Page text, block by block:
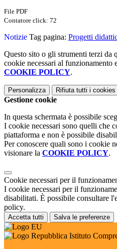
File PDF
Contatore click: 72
Notizie Tag pagina: Progetti
Questo sito o gli strumenti terzi da
cookie necessari al
COOKIE POLICY.
Personalizza Rifiuta tutti i cookies
Gestione cookie
In questa schermata è possibile
I cookie necessari sono quelli che
piattaforma e non è possibile
Per conoscere quali sono i cookie
visionare la COOKIE POLICY.
Cookie necessari per il
I cookie necessari per il
disabilitati. È possibile consultare
policy.
Accetta tutti Salva le preferenze
Istituto